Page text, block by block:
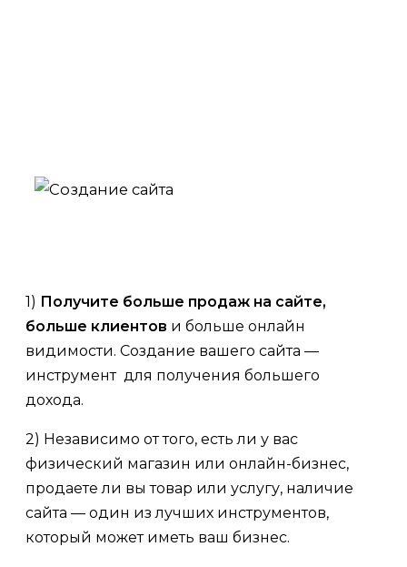
1) Получите больше продаж на сайте,
больше клиентов и больше онлайн
видимости. Создание вашего сайта —
инструмент для получения большего
дохода.
2) Независимо от того, есть ли у вас
физический магазин или онлайн-бизнес,
продаете ли вы товар или услугу, наличие
сайта — один из лучших инструментов,
который может иметь ваш бизнес.